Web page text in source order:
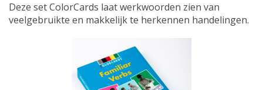
Deze set ColorCards laat werkwoorden zien van
veelgebruikte en makkelijk te herkennen handelingen.